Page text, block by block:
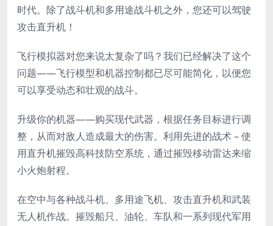
时代。除了战斗机和多用途战斗机之外，您还可以驾驶
攻击直升机！
飞行模拟器对您来说太复杂了吗？我们已经解决了这个
问题——飞行模型和机器控制都已尽可能简化，以便您
可以享受动态和壮观的战斗。
升级你的机器——购买现代武器，根据任务目标进行调
整，从而对敌人造成最大的伤害。利用先进的战术 – 使
用直升机摧毁高科技防空系统，通过摧毁移动雷达来缩
小火炮射程。
在空中与各种战斗机、多用途飞机、攻击直升机和武装
无人机作战。摧毁船只、油轮、车队和一系列现代军用